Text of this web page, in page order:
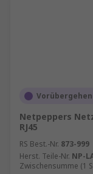
Netpeppers
RJ45
RS Best.-Nr. 873-999
Herst. Teile-Nr. NP-
Zwischensumme (1